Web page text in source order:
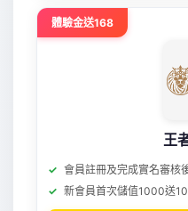
體驗金送168
王
會員註冊及完成實名審核
新會員首次儲值1000送